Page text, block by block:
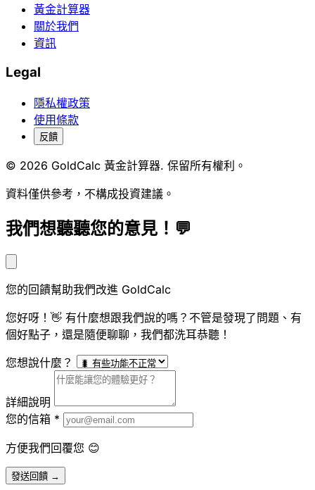
黃金計算器
關於我們
資訊
Legal
隱私權政策
使用條款
反饋
© 2026 GoldCalc 黃金計算器. 保留所有權利。
資料僅供參考，不構成投資建議。
我們想聽聽您的意見！💬
您的回饋幫助我們改進 GoldCalc
您好呀！👋 有什麼想跟我們說的嗎？不管是發現了問題、有
個好點子，還是隨便聊聊，我們都洗耳恭聽！
您想說什麼？
詳細說明
您的信箱 *
方便我們回覆您 😊
發送回饋 →